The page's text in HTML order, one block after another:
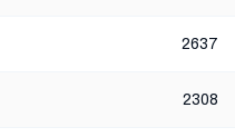
2637
2308